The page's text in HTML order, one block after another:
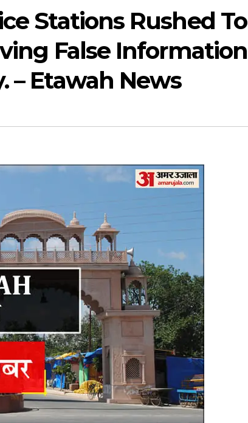
Stations Rushed To
False Information
– Etawah News